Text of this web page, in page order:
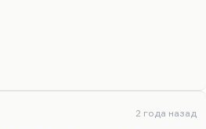
если его
2 года назад